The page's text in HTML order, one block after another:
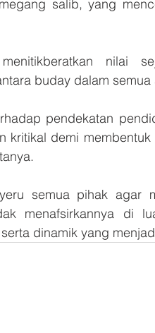
salib, yang
nilai
buday dalam
pendekatan
kritikal demi
semua pihak agar
menafsirkannya di
dinamik yang